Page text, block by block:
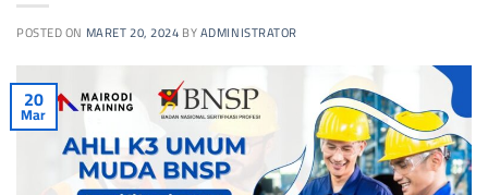
POSTED ON MARET 20, 2024BYADMINISTRATOR
20
Mar